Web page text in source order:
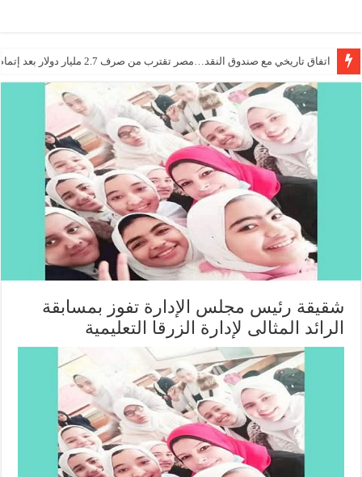
اتفاق تاريخي مع صندوق النقد…مصر تقترب من صرف 2.7 مليار دولار بعد إتمام المراجعتين
درجات الحرارة اليوم في مصر… أجواء باردة مع أمطار خفيفة
شقيقة رئيس مجلس الإدارة تفوز بمسابقة
الرائد المثالى لإدارة الزرقا التعليمية